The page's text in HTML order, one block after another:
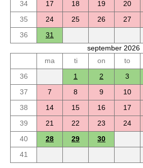
34
17 18 19 20
35
24 25 26 27
36
31
september 2026
ma
ti on to
36
1 2 3
37
7 8 9 10
38
14 15 16 17
39
21 22 23 24
40
28 29
30
41